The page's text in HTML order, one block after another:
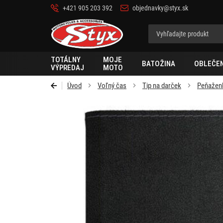
+421 905 203 392 objednavky@styx.sk
Styx
TOTÁLNY
VÝPREDAJ
MOJE
MOTO
BATOŽINA
Úvod Voľný čas Tip na darček